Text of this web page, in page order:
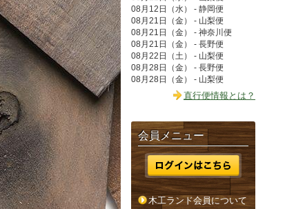
08月12日（水） - 静岡便
08月21日（金） - 山梨便
08月21日（金） - 神奈川便
08月21日（金） - 長野便
08月22日（土） - 山梨便
08月28日（金） - 長野便
08月28日（金） - 山梨便
直行便情報とは？
会員メニュー
木工ランド会員について